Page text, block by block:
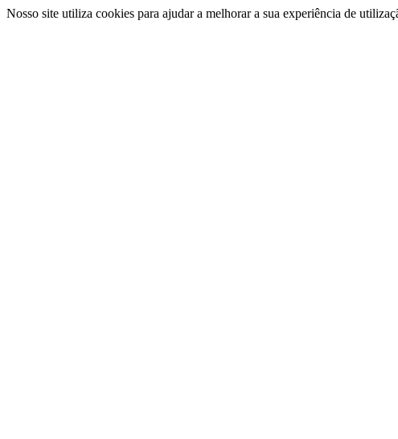
Nosso site utiliza cookies para ajudar a melhorar a sua experiência de